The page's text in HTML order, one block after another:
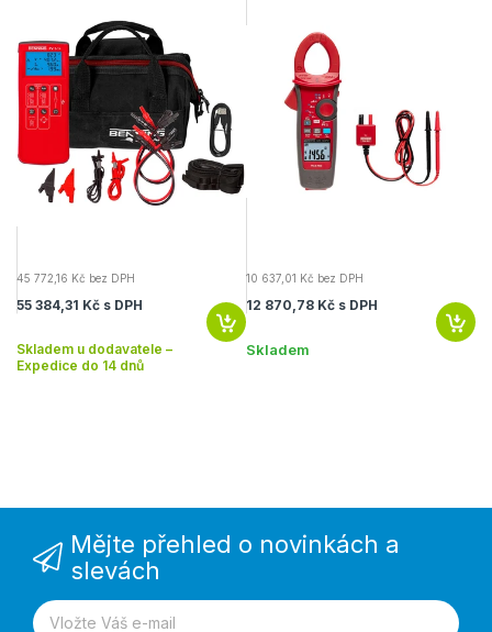
45 772,16 Kč bez DPH
55 384,31 Kč s DPH
Skladem u dodavatele –
Expedice do 14 dnů
10 637,01 Kč bez DPH
12 870,78 Kč s DPH
Skladem
Mějte přehled o novinkách a
slevách